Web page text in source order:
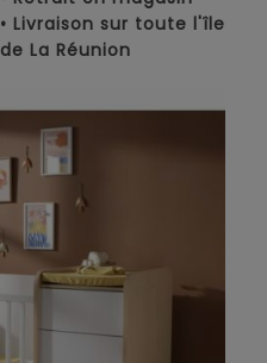
• Livraison sur toute l'île
de La Réunion